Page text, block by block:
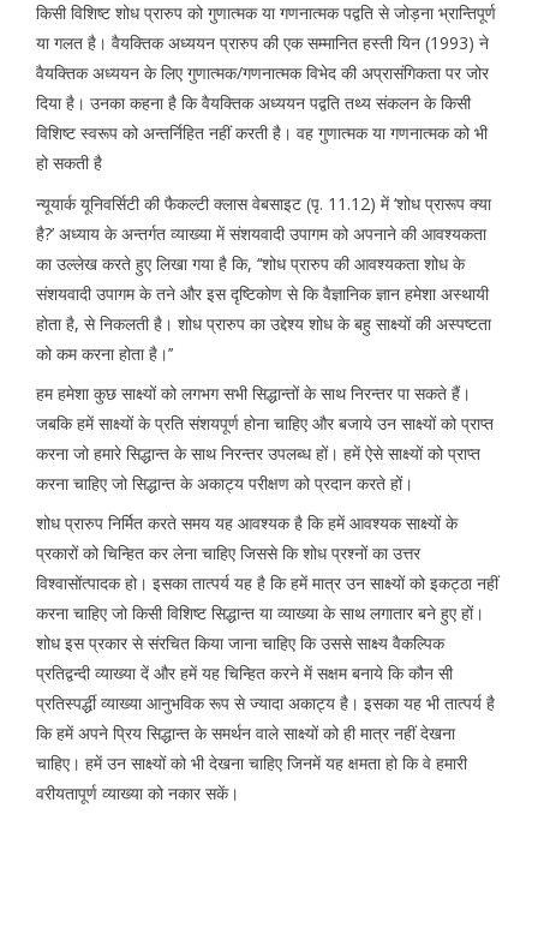
किसी विशिष्ट शोध प्रारुप को गुणात्मक या गणनात्मक पद्वति से जोड़ना भ्रान्तिपूर्ण
या गलत है। वैयक्तिक अध्ययन प्रारुप की एक सम्मानित हस्ती यिन (1993) ने
वैयक्तिक अध्ययन के लिए गुणात्मक/गणनात्मक विभेद की अप्रासंगिकता पर जोर
दिया है। उनका कहना है कि वैयक्तिक अध्ययन पद्वति तथ्य संकलन के किसी
विशिष्ट स्वरूप को अन्तर्निहित नहीं करती है। वह गुणात्मक या गणनात्मक को भी
हो सकती है
न्यूयार्क यूनिवर्सिटी की फैकल्टी क्लास वेबसाइट (पृ. 11.12) में ‘शोध प्रारूप क्या
है?’ अध्याय के अन्तर्गत व्याख्या में संशयवादी उपागम को अपनाने की आवश्यकता
का उल्लेख करते हुए लिखा गया है कि, ‘‘शोध प्रारुप की आवश्यकता शोध के
संशयवादी उपागम के तने और इस दृष्टिकोण से कि वैज्ञानिक ज्ञान हमेशा अस्थायी
होता है, से निकलती है। शोध प्रारुप का उद्देश्य शोध के बहु साक्ष्यों की अस्पष्टता
को कम करना होता है।’’
हम हमेशा कुछ साक्ष्यों को लगभग सभी सिद्धान्तों के साथ निरन्तर पा सकते हैं।
जबकि हमें साक्ष्यों के प्रति संशयपूर्ण होना चाहिए और बजाये उन साक्ष्यों को प्राप्त
करना जो हमारे सिद्धान्त के साथ निरन्तर उपलब्ध हों। हमें ऐसे साक्ष्यों को प्राप्त
करना चाहिए जो सिद्धान्त के अकाट्य परीक्षण को प्रदान करते हों।
शोध प्रारुप निर्मित करते समय यह आवश्यक है कि हमें आवश्यक साक्ष्यों के
प्रकारों को चिन्हित कर लेना चाहिए जिससे कि शोध प्रश्नों का उत्तर
विश्वासोंत्पादक हो। इसका तात्पर्य यह है कि हमें मात्र उन साक्ष्यों को इकट्ठा नहीं
करना चाहिए जो किसी विशिष्ट सिद्धान्त या व्याख्या के साथ लगातार बने हुए हों।
शोध इस प्रकार से संरचित किया जाना चाहिए कि उससे साक्ष्य वैकल्पिक
प्रतिद्वन्दी व्याख्या दें और हमें यह चिन्हित करने में सक्षम बनाये कि कौन सी
प्रतिस्पर्द्धी व्याख्या आनुभविक रूप से ज्यादा अकाट्य है। इसका यह भी तात्पर्य है
कि हमें अपने प्रिय सिद्धान्त के समर्थन वाले साक्ष्यों को ही मात्र नहीं देखना
चाहिए। हमें उन साक्ष्यों को भी देखना चाहिए जिनमें यह क्षमता हो कि वे हमारी
वरीयतापूर्ण व्याख्या को नकार सकें।